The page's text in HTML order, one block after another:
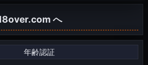
へ
年齢認証